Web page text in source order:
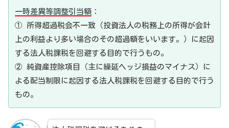
一時差異等調整引当額 ：
① 所得超過税会不一致（投資法人の税務上の所得が会計
上の利益より多い場合のその超過額をいいます。）に起因
する法人税課税を回避する目的で行うもの。
② 純資産控除項目（主に繰延ヘッジ損益のマイナス）に
よる配当制限に起因する法人税課税を回避する目的で行う
もの。